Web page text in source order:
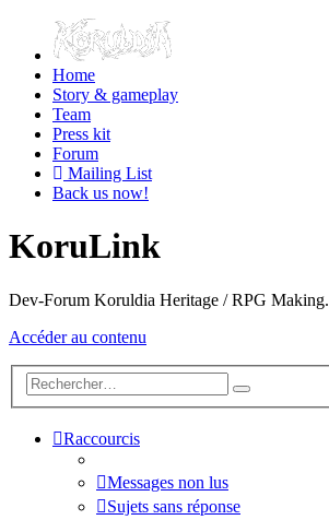
Home
Story & gameplay
Team
Press kit
Forum
Mailing List
Back us now!
KoruLink
Dev-Forum Koruldia Heritage / RPG Making.
Accéder au contenu
Raccourcis
Messages non lus
Sujets sans réponse